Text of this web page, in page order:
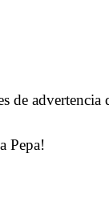
de advertencia
Pepa!